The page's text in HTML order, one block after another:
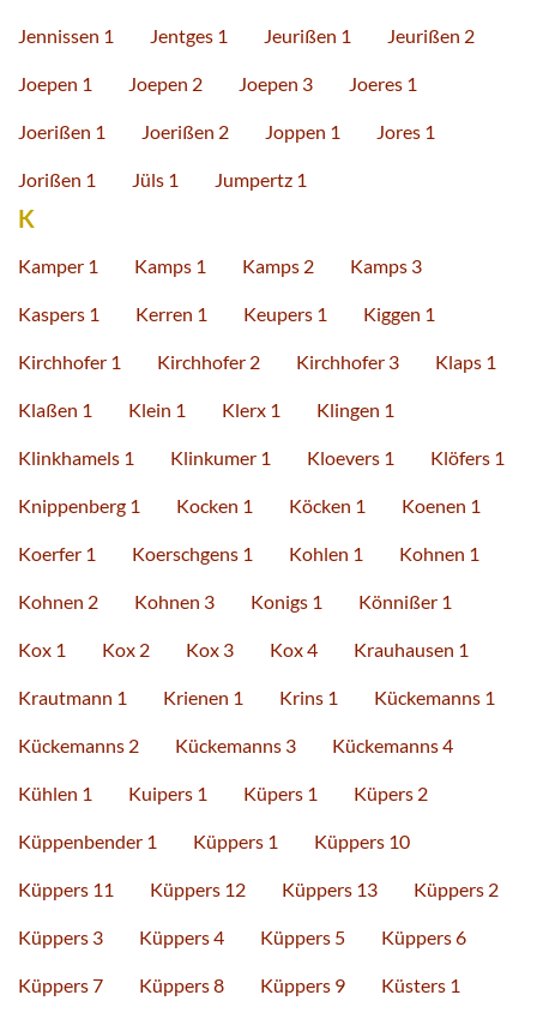
Jennissen 1 Jentges 1 Jeurißen 1 Jeurißen 2
Joepen 1 Joepen 2 Joepen 3 Joeres 1
Joerißen 1 Joerißen 2 Joppen 1 Jores 1
Jorißen 1 Jüls 1 Jumpertz 1
K
Kamper 1 Kamps 1 Kamps 2 Kamps 3
Kaspers 1 Kerren 1 Keupers 1 Kiggen 1
Kirchhofer 1 Kirchhofer 2 Kirchhofer 3 Klaps 1
Klaßen 1 Klein 1 Klerx 1 Klingen 1
Klinkhamels 1 Klinkumer 1 Kloevers 1 Klöfers 1
Knippenberg 1 Kocken 1 Köcken 1 Koenen 1
Koerfer 1 Koerschgens 1 Kohlen 1 Kohnen 1
Kohnen 2 Kohnen 3 Konigs 1 Könnißer 1
Kox 1 Kox 2 Kox 3 Kox 4 Krauhausen 1
Krautmann 1 Krienen 1 Krins 1 Kückemanns 1
Kückemanns 2 Kückemanns 3 Kückemanns 4
Kühlen 1 Kuipers 1 Küpers 1 Küpers 2
Küppenbender 1 Küppers 1 Küppers 10
Küppers 11 Küppers 12 Küppers 13 Küppers 2
Küppers 3 Küppers 4 Küppers 5 Küppers 6
Küppers 7 Küppers 8 Küppers 9 Küsters 1